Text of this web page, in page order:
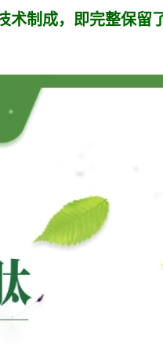
术制成，即完整保